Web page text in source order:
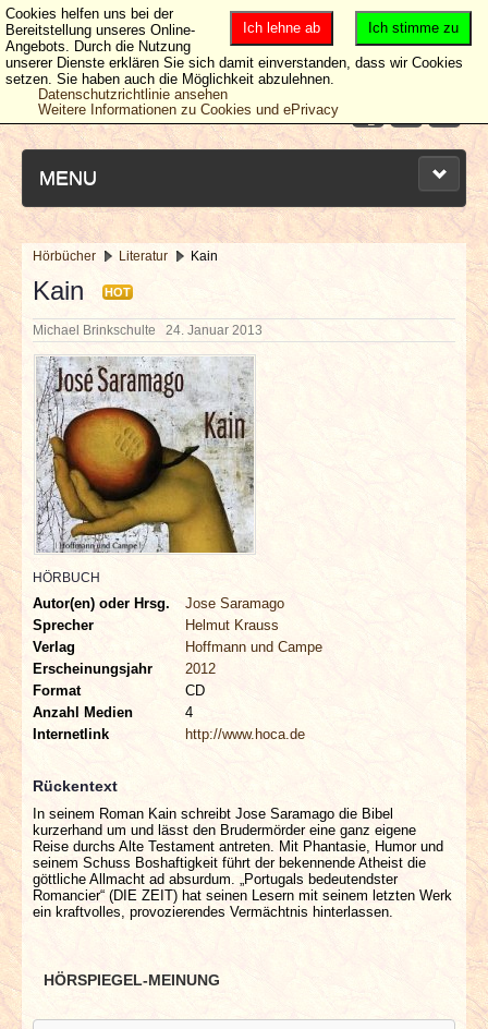
MENU
NEUESTE ARTIKEL
NEWS & DATES
BERICHTE
VERLOSUNGEN
INTERVIEWS
SPECIALS
REDAKTION
LINKS
ARCHIV
Hörbücher Literatur Kain
Kain HOT
Michael Brinkschulte 24. Januar 2013
HÖRBUCH
Autor(en) oder Hrsg.
Jose Saramago
Sprecher
Helmut Krauss
Verlag
Hoffmann und Campe
Erscheinungsjahr
2012
Format
CD
Anzahl Medien
4
Internetlink
http://www.hoca.de
Rückentext
In seinem Roman Kain schreibt Jose Saramago die Bibel
kurzerhand um und lässt den Brudermörder eine ganz eigene
Reise durchs Alte Testament antreten. Mit Phantasie, Humor und
seinem Schuss Boshaftigkeit führt der bekennende Atheist die
göttliche Allmacht ad absurdum. „Portugals bedeutendster
Romancier“ (DIE ZEIT) hat seinen Lesern mit seinem letzten Werk
ein kraftvolles, provozierendes Vermächtnis hinterlassen.
HÖRSPIEGEL-MEINUNG
Ich stimme zu
Ich lehne ab
Cookies helfen uns bei der
Bereitstellung unseres Online-
Angebots. Durch die Nutzung
unserer Dienste erklären Sie sich damit einverstanden, dass wir Cookies
setzen. Sie haben auch die Möglichkeit abzulehnen.
Datenschutzrichtlinie ansehen
Weitere Informationen zu Cookies und ePrivacy